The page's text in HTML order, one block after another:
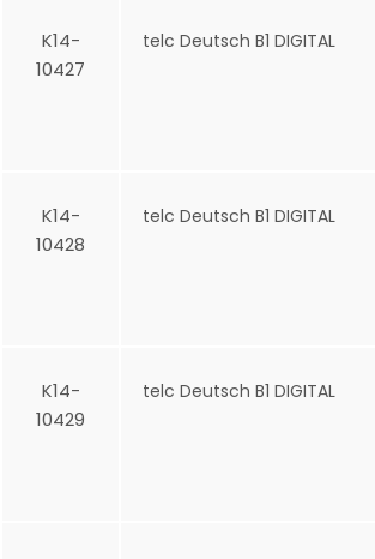
K14-
10427
telc Deutsch B1 DIGITAL
K14-
10428
telc Deutsch B1 DIGITAL
K14-
10429
telc Deutsch B1 DIGITAL